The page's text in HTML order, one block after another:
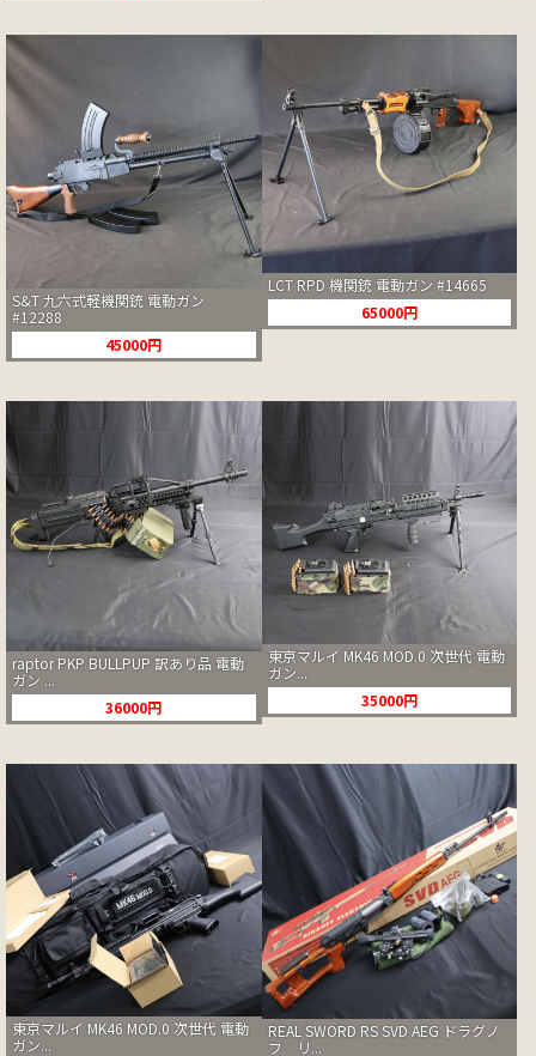
S&T 九六式軽機関銃 電動ガン
#12288
45000円
LCT RPD 機関銃 電動ガン #14665
65000円
raptor PKP BULLPUP 訳あり品 電動
ガン ...
36000円
東京マルイ MK46 MOD.0 次世代 電動
ガン...
35000円
東京マルイ MK46 MOD.0 次世代 電動
ガン...
REAL SWORD RS SVD AEG ドラグノ
フ リ...